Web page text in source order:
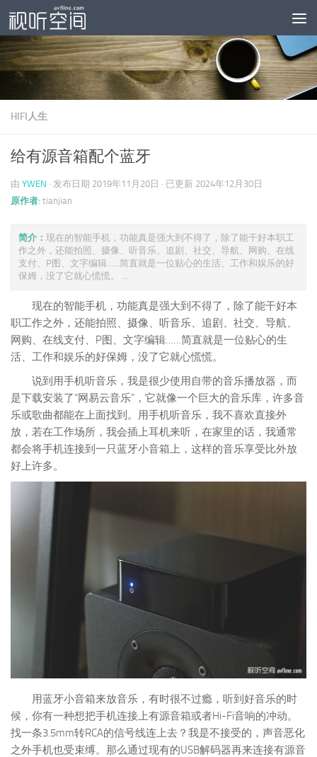
跳至内容
HIFI人生
给有源音箱配个蓝牙
由 YWEN · 发布日期 2019年11月20日 · 已更新 2024年12月30日
原作者: tianjian
简介： 现在的智能手机，功能真是强大到不得了，除了能干好本职工
作之外，还能拍照、摄像、听音乐、追剧、社交、导航、网购、在线
支付、P图、文字编辑……简直就是一位贴心的生活、工作和娱乐的好
保姆，没了它就心慌慌。 ...
现在的智能手机，功能真是强大到不得了，除了能干好本
职工作之外，还能拍照、摄像、听音乐、追剧、社交、导航、
网购、在线支付、P图、文字编辑……简直就是一位贴心的生
活、工作和娱乐的好保姆，没了它就心慌慌。
说到用手机听音乐，我是很少使用自带的音乐播放器，而
是下载安装了“网易云音乐”，它就像一个巨大的音乐库，许多音
乐或歌曲都能在上面找到。用手机听音乐，我不喜欢直接外
放，若在工作场所，我会插上耳机来听，在家里的话，我通常
都会将手机连接到一只蓝牙小音箱上，这样的音乐享受比外放
好上许多。
用蓝牙小音箱来放音乐，有时很不过瘾，听到好音乐的时
候，你有一种想把手机连接上有源音箱或者Hi-Fi音响的冲动。
找一条3.5mm转RCA的信号线连上去？我是不接受的，声音恶化
之外手机也受束缚。那么通过现有的USB解码器再来连接有源音